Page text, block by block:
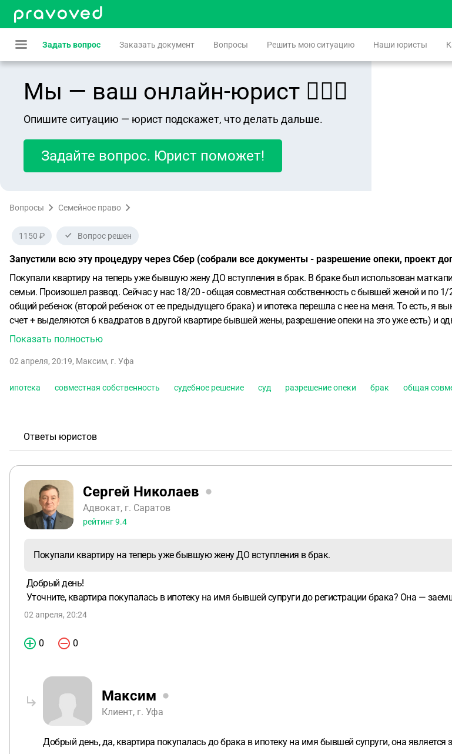
Задать вопрос Заказать документ Вопросы Решить мою ситуацию Наши юристы
Мы — ваш онлайн-юрист 👨🏻‍⚖️
Опишите ситуацию — юрист подскажет, что делать дальше.
Задайте вопрос. Юрист поможет!
Вопросы Семейное право
1150 ₽ Вопрос решен
Запустили всю эту процедуру через Сбер (собрали все документы - разрешение опеки, проект
Покупали квартиру на теперь уже бывшую жену ДО вступления в брак. В браке был использован
семьи. Произошел развод. Сейчас у нас 18/20 - общая совместная собственность с бывшей женой и по 1/
общий ребенок (второй ребенок от ее предыдущего брака) и ипотека перешла с нее на меня. То есть, я
счет + выделяются 6 квадратов в другой квартире бывшей жены, разрешение опеки на это уже есть) и
эту процедуру через Сбер (собрали все документы - разрешение опеки, проект договора о переводе
имущества, в рамках которого, в том числе, попросит суд перенести обязательства по выплате ипотеки
заемщика.Вопрос: действительно ли можно таким образом через суд "заставить" банк поменять
Показать полностью
02 апреля, 20:19, Максим, г. Уфа
ипотека совместная собственность судебное решение суд разрешение опеки брак общая
Ответы юристов
Сергей Николаев
Адвокат, г. Саратов
рейтинг9.4
Покупали квартиру на теперь уже бывшую жену ДО вступления в брак.
Добрый день!
Уточните, квартира покупалась в ипотеку на имя бывшей супруги до регистрации брака? Она —
02 апреля, 20:24
0 0
Максим
Клиент, г. Уфа
Добрый день, да, квартира покупалась до брака в ипотеку на имя бывшей супруги, она